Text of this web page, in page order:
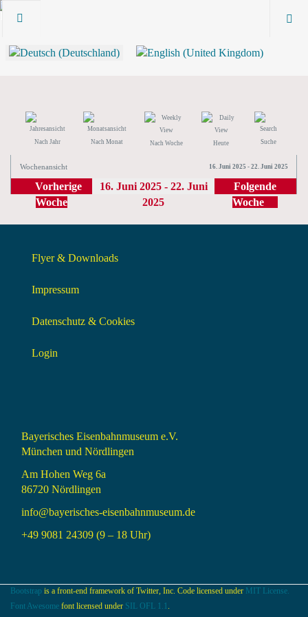
Nach Jahr Nach Monat Nach Woche Heute Suche
Wochenansicht 16. Juni 2025 - 22. Juni 2025
Vorherige
Woche
16. Juni 2025 - 22. Juni
2025
Folgende
Woche
Flyer & Downloads
Impressum
Datenschutz & Cookies
Login
Bayerisches Eisenbahnmuseum e.V.
München und Nördlingen
Am Hohen Weg 6a
86720 Nördlingen
info@bayerisches-eisenbahnmuseum.de
+49 9081 24309 (9 – 18 Uhr)
Bootstrap is a front-end framework of Twitter, Inc. Code licensed under MIT License.
Font Awesome font licensed under SIL OFL 1.1 .